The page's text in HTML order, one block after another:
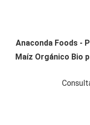
Anaconda Foods -
Maíz Orgánico Bio